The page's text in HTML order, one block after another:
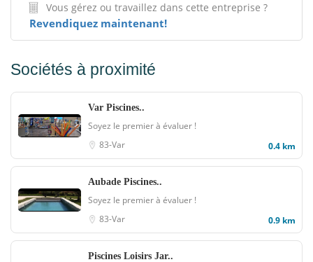
Vous gérez ou travaillez dans cette entreprise ?
Revendiquez maintenant!
Sociétés à proximité
Var Piscines..
Soyez le premier à évaluer !
83-Var
0.4 km
Aubade Piscines..
Soyez le premier à évaluer !
83-Var
0.9 km
Piscines Loisirs Jar..